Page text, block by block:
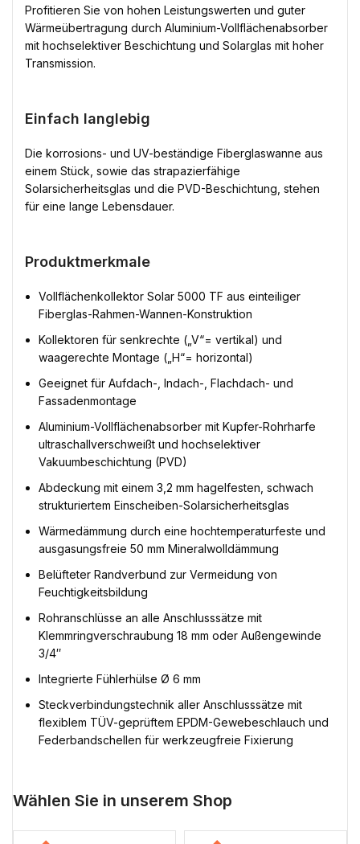
Profitieren Sie von hohen Leistungswerten und guter
Wärmeübertragung durch Aluminium-Vollflächenabsorber
mit hochselektiver Beschichtung und Solarglas mit hoher
Transmission.
Einfach langlebig
Die korrosions- und UV-beständige Fiberglaswanne aus
einem Stück, sowie das strapazierfähige
Solarsicherheitsglas und die PVD-Beschichtung, stehen
für eine lange Lebensdauer.
Produktmerkmale
Vollflächenkollektor Solar 5000 TF aus einteiliger
Fiberglas-Rahmen-Wannen-Konstruktion
Kollektoren für senkrechte („V“= vertikal) und
waagerechte Montage („H“= horizontal)
Geeignet für Aufdach-, Indach-, Flachdach- und
Fassadenmontage
Aluminium-Vollflächenabsorber mit Kupfer-Rohrharfe
ultraschallverschweißt und hochselektiver
Vakuumbeschichtung (PVD)
Abdeckung mit einem 3,2 mm hagelfesten, schwach
strukturiertem Einscheiben-Solarsicherheitsglas
Wärmedämmung durch eine hochtemperaturfeste und
ausgasungsfreie 50 mm Mineralwolldämmung
Belüfteter Randverbund zur Vermeidung von
Feuchtigkeitsbildung
Rohranschlüsse an alle Anschlusssätze mit
Klemmringverschraubung 18 mm oder Außengewinde
3/4″
Integrierte Fühlerhülse Ø 6 mm
Steckverbindungstechnik aller Anschlusssätze mit
flexiblem TÜV-geprüftem EPDM-Gewebeschlauch und
Federbandschellen für werkzeugfreie Fixierung
Wählen Sie in unserem Shop